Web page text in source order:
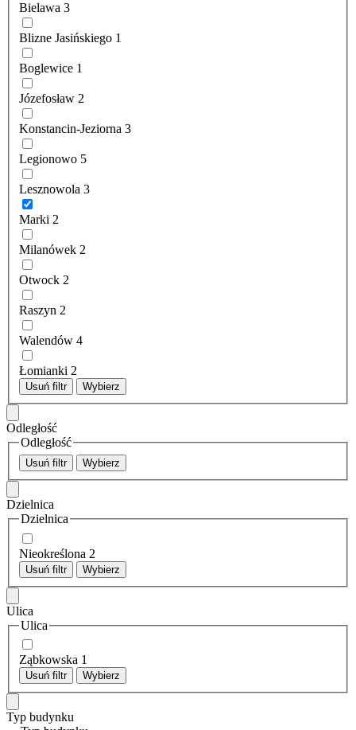
Bielawa 3
Blizne Jasińskiego 1
Boglewice 1
Józefosław 2
Konstancin-Jeziorna 3
Legionowo 5
Lesznowola 3
Marki 2
Milanówek 2
Otwock 2
Raszyn 2
Walendów 4
Łomianki 2
Usuń filtr Wybierz
Odległość
Odległość
Usuń filtr Wybierz
Dzielnica
Dzielnica
Nieokreślona 2
Usuń filtr Wybierz
Ulica
Ulica
Ząbkowska 1
Usuń filtr Wybierz
Typ budynku